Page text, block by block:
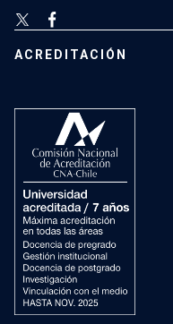
ACREDITACIÓN